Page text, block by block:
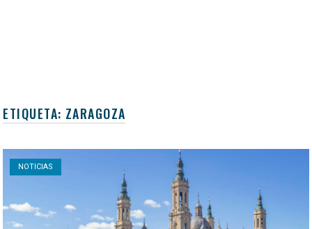
ETIQUETA: ZARAGOZA
NOTICIAS
Open post